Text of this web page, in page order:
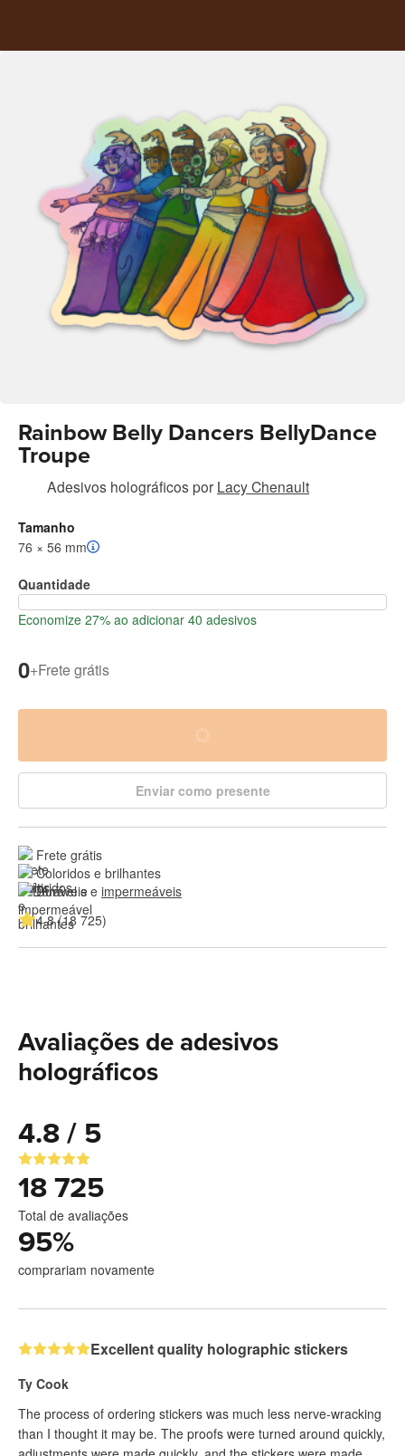
Rainbow Belly Dancers BellyDance
Troupe
Adesivos holográficospor Lacy Chenault
Tamanho
76 × 56 mm
Quantidade
Economize 27% ao adicionar 40 adesivos
0+Frete grátis
Enviar como presente
Frete grátis
Coloridos e brilhantes
Duráveis e impermeáveis
4.8 (18 725)
Avaliações de adesivos
holográficos
4.8 / 5
18 725
Total de avaliações
95%
comprariam novamente
Excellent quality holographic stickers
Ty Cook
The process of ordering stickers was much less nerve-wracking
than I thought it may be. The proofs were turned around quickly,